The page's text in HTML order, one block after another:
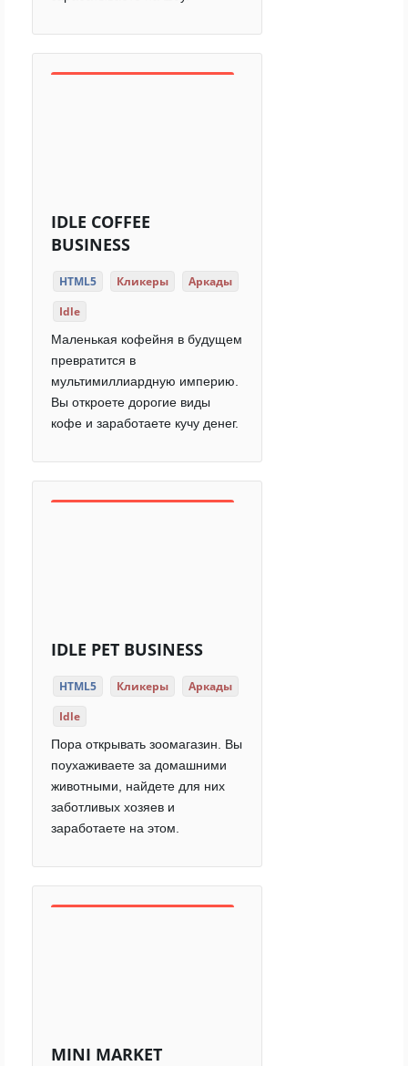
IDLE COFFEE
BUSINESS
HTML5 Кликеры
Аркады
Idle
Маленькая кофейня в будущем
превратится в
мультимиллиардную империю.
Вы откроете дорогие виды
кофе и заработаете кучу денег.
IDLE PET BUSINESS
HTML5 Кликеры
Аркады
Idle
Пора открывать зоомагазин. Вы
поухаживаете за домашними
животными, найдете для них
заботливых хозяев и
заработаете на этом.
MINI MARKET